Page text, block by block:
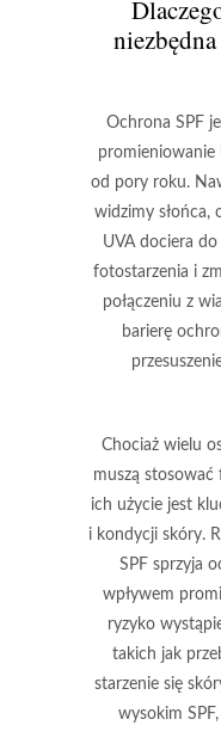
Ochrona SPF
promieniowanie
od pory roku.
widzimy słońca,
UVA dociera
fotostarzenia i
połączeniu z
barierę
Chociaż wielu
muszą stosować
ich użycie jest
i kondycji skóry.
SPF sprzyja
wpływem
ryzyko
takich jak
starzenie się
wysokim